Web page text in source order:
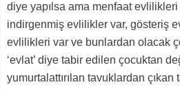
diye yapılsa ama menfaat
indirgenmiş evlilikler var, gösteriş
evlilikleri var ve bunlardan olacak
‘evlat’ diye tabir edilen çocuktan
yumurtalattırılan tavuklardan çıkan